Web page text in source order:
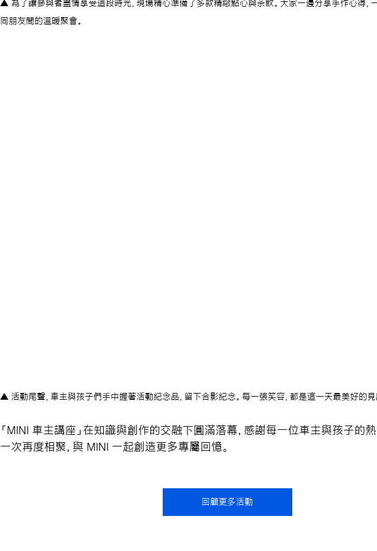
▲ 為了讓參與者盡情享受這段時光，現場精心準備了多款精緻點心與茶飲。大家一邊分享手作心得，
同朋友間的溫暖聚會。
▲ 活動尾聲，車主與孩子們手中握著活動紀念品，留下合影紀念。每一張笑容，都是這一天最美好的見
「MINI 車主講座」在知識與創作的交融下圓滿落幕，感謝每一位車主與孩子的
一次再度相聚，與 MINI 一起創造更多專屬回憶。
回顧更多活動